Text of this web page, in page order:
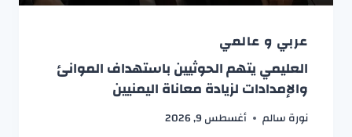
عربي و عالمي
العليمي يتهم الحوثيين باستهداف الموانئ
والإمدادات لزيادة معاناة اليمنيين
نورة سالم أغسطس 9, 2026